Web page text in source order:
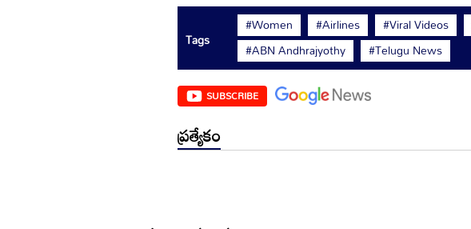
Tags
#Women #Airlines #Viral Videos
#ABN Andhrajyothy
#Telugu News
SUBSCRIBE
ప్రత్యేకం